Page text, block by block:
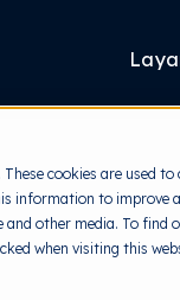
cookies are used
information to improve
other media. To find
when visiting this